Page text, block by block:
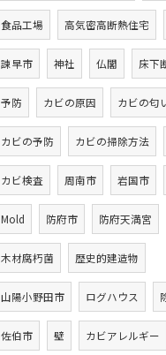
食品工場 高気密高断熱住宅
諫早市 神社 仏閣 床下
予防 カビの原因 カビの匂
カビの予防 カビの掃除方法
カビ検査 周南市 岩国市
Mold 防府市 防府天満宮
木材腐朽菌 歴史的建造物
山陽小野田市 ログハウス
佐伯市 壁 カビアレルギー